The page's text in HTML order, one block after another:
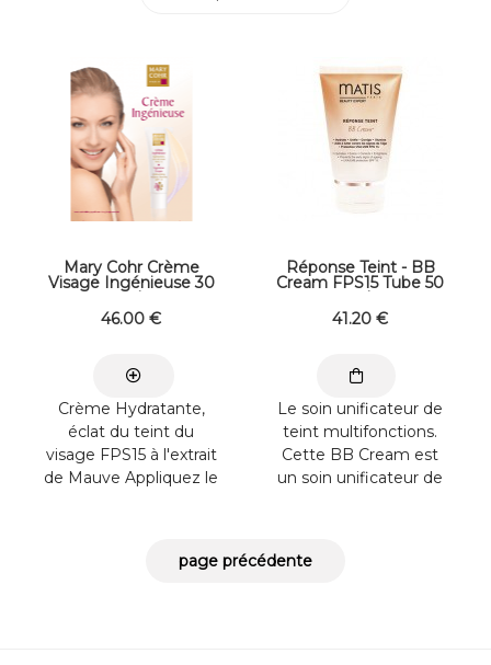
Mary Cohr Crème
Visage Ingénieuse 30
ml
46.00 €
Crème Hydratante,
éclat du teint du
visage FPS15 à l'extrait
de Mauve Appliquez le
peau et la protéger
Réponse Teint - BB
Cream FPS15 Tube 50
ml
41.20 €
Le soin unificateur de
teint multifonctions.
Cette BB Cream est
un soin unificateur de
geste : hydrate, unifie,